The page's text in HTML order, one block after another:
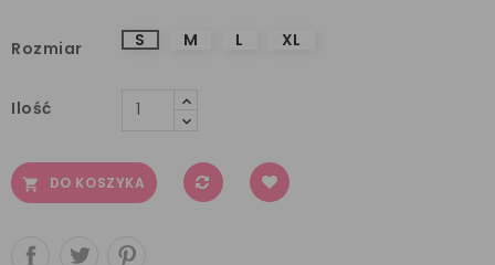
Rozmiar S M L XL
Ilość
 DO KOSZYKA